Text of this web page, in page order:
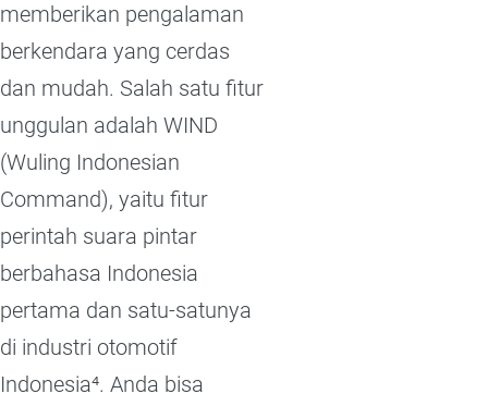
memberikan pengalaman
berkendara yang cerdas
dan mudah. Salah satu fitur
unggulan adalah WIND
(Wuling Indonesian
Command), yaitu fitur
perintah suara pintar
berbahasa Indonesia
pertama dan satu-satunya
di industri otomotif
Indonesia⁴. Anda bisa